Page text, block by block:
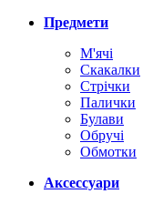
Предмети
М'ячі
Скакалки
Стрічки
Палички
Булави
Обручі
Обмотки
Аксессуари